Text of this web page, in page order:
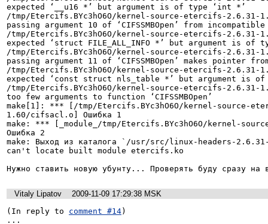
expected ‘__u16 *’ but argument is of type ‘int *’
/tmp/Etercifs.BYc3hO6O/kernel-source-etercifs-
passing argument 10 of ‘CIFSSMBOpen’ from
/tmp/Etercifs.BYc3hO6O/kernel-source-etercifs-
expected ‘struct FILE_ALL_INFO *’ but argument is
/tmp/Etercifs.BYc3hO6O/kernel-source-etercifs-
passing argument 11 of ‘CIFSSMBOpen’ makes pointer
/tmp/Etercifs.BYc3hO6O/kernel-source-etercifs-
expected ‘const struct nls_table *’ but argument is
/tmp/Etercifs.BYc3hO6O/kernel-source-etercifs-
too few arguments to function ‘CIFSSMBOpen’
make[1]: *** [/tmp/Etercifs.BYc3hO6O/kernel-source-
1.60/cifsacl.o] Ошибка 1
make: *** [_module_/tmp/Etercifs.BYc3hO6O/kernel-
Ошибка 2
make: Выход из каталога `/usr/src/linux-headers-
can't locate built module etercifs.ko
Нужно ставить новую убунту... Проверять буду сразу на
Vitaly Lipatov
2009-11-09 17:29:38 MSK
(In reply to comment #14)